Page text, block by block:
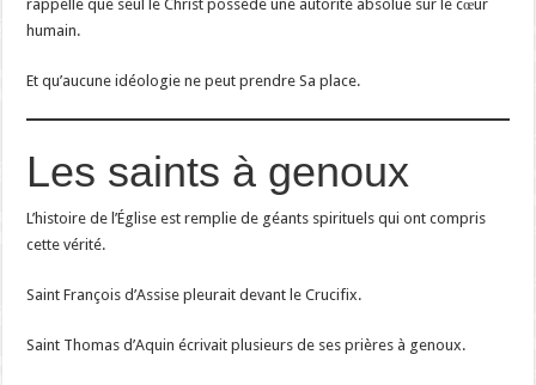
rappelle que seul le Christ possède une autorité absolue sur le cœur
humain.
Et qu’aucune idéologie ne peut prendre Sa place.
Les saints à genoux
L’histoire de l’Église est remplie de géants spirituels qui ont compris
cette vérité.
Saint François d’Assise pleurait devant le Crucifix.
Saint Thomas d’Aquin écrivait plusieurs de ses prières à genoux.